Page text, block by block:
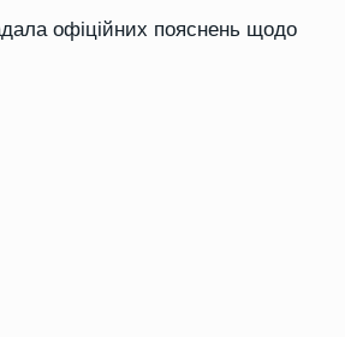
офіційних пояснень щодо